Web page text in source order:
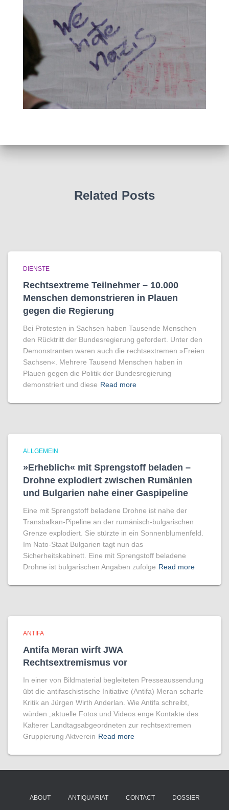
Related Posts
DIENSTE
Rechtsextreme Teilnehmer – 10.000
Menschen demonstrieren in Plauen
gegen die Regierung
Bei Protesten in Sachsen haben Tausende Menschen
den Rücktritt der Bundesregierung gefordert. Unter den
Demonstranten waren auch die rechtsextremen »Freien
Sachsen«. Mehrere Tausend Menschen haben in
Plauen gegen die Politik der Bundesregierung
demonstriert und diese Read more
ALLGEMEIN
»Erheblich« mit Sprengstoff beladen –
Drohne explodiert zwischen Rumänien
und Bulgarien nahe einer Gaspipeline
Eine mit Sprengstoff beladene Drohne ist nahe der
Transbalkan-Pipeline an der rumänisch-bulgarischen
Grenze explodiert. Sie stürzte in ein Sonnenblumenfeld.
Im Nato-Staat Bulgarien tagt nun das
Sicherheitskabinett. Eine mit Sprengstoff beladene
Drohne ist bulgarischen Angaben zufolge Read more
ANTIFA
Antifa Meran wirft JWA
Rechtsextremismus vor
In einer von Bildmaterial begleiteten Presseaussendung
übt die antifaschistische Initiative (Antifa) Meran scharfe
Kritik an Jürgen Wirth Anderlan. Wie Antifa schreibt,
würden „aktuelle Fotos und Videos enge Kontakte des
Kalterer Landtagsabgeordneten zur rechtsextremen
Gruppierung Aktverein Read more
ABOUT ANTIQUARIAT CONTACT DOSSIER